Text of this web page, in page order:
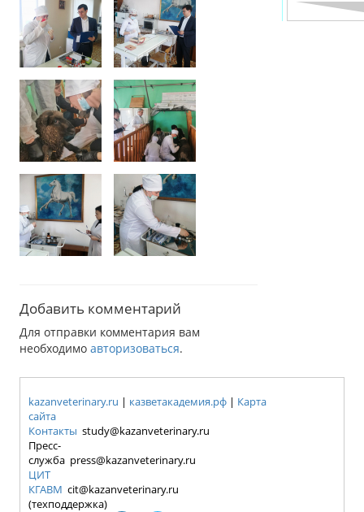
Добавить комментарий
Для отправки комментария вам
необходимо авторизоваться.
kazanveterinary.ru | казветакадемия.рф | Карта
сайта
Контакты study@kazanveterinary.ru
Пресс-
служба press@kazanveterinary.ru
ЦИТ
КГАВМ cit@kazanveterinary.ru
(техподдержка)